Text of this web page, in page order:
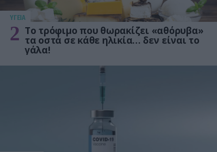
ΥΓΕΙΑ
2 Το τρόφιμο που θωρακίζει «αθόρυβα»
τα οστά σε κάθε ηλικία… δεν είναι το
γάλα!